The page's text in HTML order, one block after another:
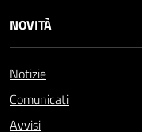
NOVITÀ
Notizie
Comunicati
Avvisi